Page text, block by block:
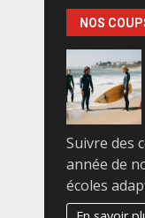
NOS
Suivre des
année de
écoles